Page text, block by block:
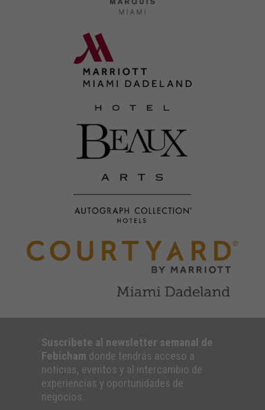
Suscribete al newsletter semanal de
Febicham donde tendrás acceso a
noticias, eventos y al intercambio de
experiencias y oportunidades de
negocios.